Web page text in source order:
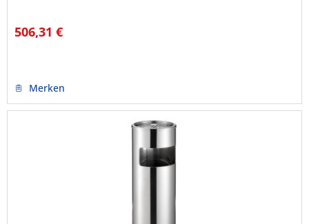
506,31 €
Merken